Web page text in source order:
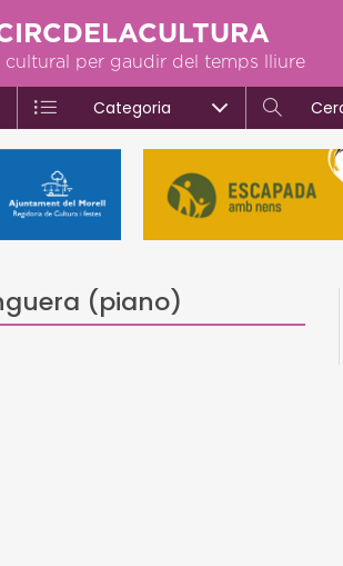
cultural per gaudir del temps lliure
Categoria
(piano)